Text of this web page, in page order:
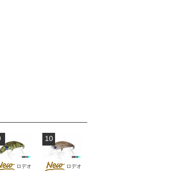
ロデオ
10
ロデオ